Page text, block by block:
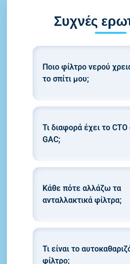
Συχνές
Ποιο φίλτρο νερού
το σπίτι μου;
Τι διαφορά έχει το
GAC;
Κάθε πότε αλλάζω τα
ανταλλακτικά φίλτρα;
Τι είναι το
φίλτρο;